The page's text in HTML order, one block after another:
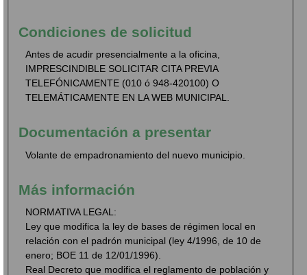
Condiciones de solicitud
Antes de acudir presencialmente a la oficina,
IMPRESCINDIBLE SOLICITAR CITA PREVIA
TELEFÓNICAMENTE (010 ó 948-420100) O
TELEMÁTICAMENTE EN LA WEB MUNICIPAL.
Documentación a presentar
Volante de empadronamiento del nuevo municipio.
Más información
NORMATIVA LEGAL:
Ley que modifica la ley de bases de régimen local en
relación con el padrón municipal (ley 4/1996, de 10 de
enero; BOE 11 de 12/01/1996).
Real Decreto que modifica el reglamento de población y